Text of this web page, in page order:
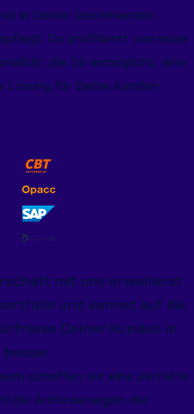
in Deiner bestehenden
Du profitierst von einer
die Dir ermöglicht, eine
Lösung für Deine Kunden
mit uns erweiterst
und kannst auf die
Deiner Kunden in
schaffen wir eine perfekte
die Anforderungen der